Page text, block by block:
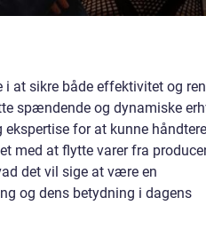
at sikre både effektivitet og
spændende og dynamiske
for at kunne
med at flytte varer fra
det vil sige at være en
og dens betydning i dagens